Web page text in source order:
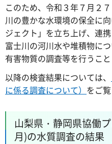
このため、令和３年７月２
川の豊かな水環境の保全に
ジェクト」を立ち上げ、連
富士川の河川水や堆積物に
有害物質の調査等を行うこと
以降の検査結果については、
に係る調査について） をご覧
山梨県・静岡県協働
月)の水質調査の結果